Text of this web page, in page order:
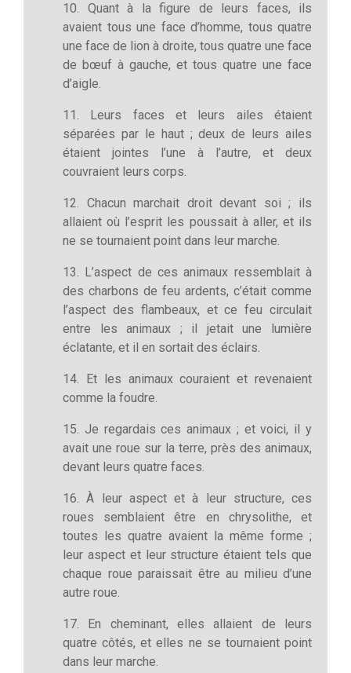
10. Quant à la figure de leurs faces, ils
avaient tous une face d’homme, tous quatre
une face de lion à droite, tous quatre une face
de bœuf à gauche, et tous quatre une face
d’aigle.
11. Leurs faces et leurs ailes étaient
séparées par le haut ; deux de leurs ailes
étaient jointes l’une à l’autre, et deux
couvraient leurs corps.
12. Chacun marchait droit devant soi ; ils
allaient où l’esprit les poussait à aller, et ils
ne se tournaient point dans leur marche.
13. L’aspect de ces animaux ressemblait à
des charbons de feu ardents, c’était comme
l’aspect des flambeaux, et ce feu circulait
entre les animaux ; il jetait une lumière
éclatante, et il en sortait des éclairs.
14. Et les animaux couraient et revenaient
comme la foudre.
15. Je regardais ces animaux ; et voici, il y
avait une roue sur la terre, près des animaux,
devant leurs quatre faces.
16. À leur aspect et à leur structure, ces
roues semblaient être en chrysolithe, et
toutes les quatre avaient la même forme ;
leur aspect et leur structure étaient tels que
chaque roue paraissait être au milieu d’une
autre roue.
17. En cheminant, elles allaient de leurs
quatre côtés, et elles ne se tournaient point
dans leur marche.